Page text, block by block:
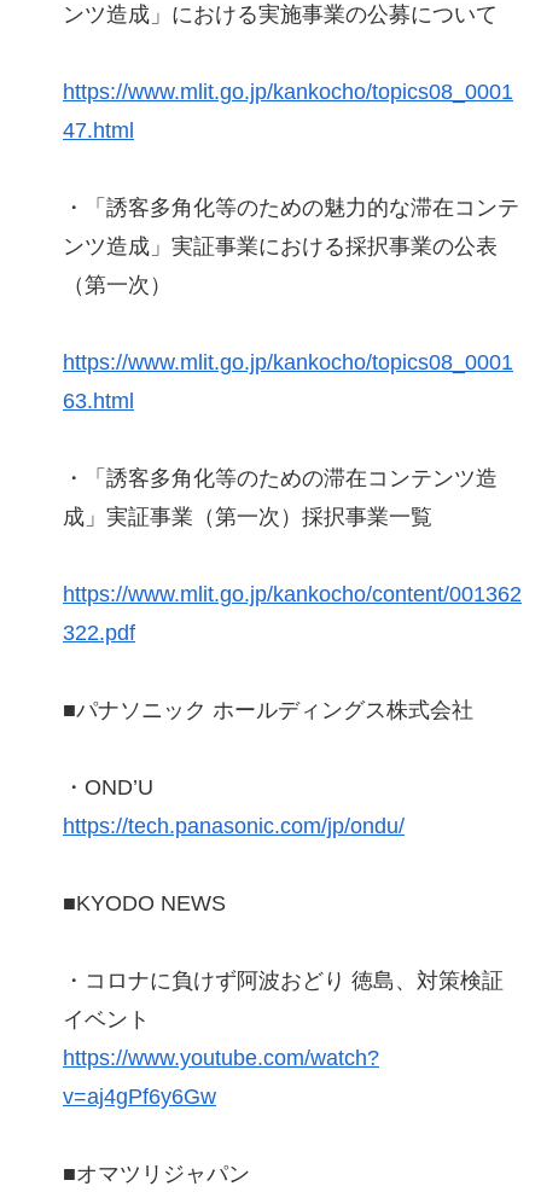
ンツ造成」における実施事業の公募について
https://www.mlit.go.jp/kankocho/topics08_0001
47.html
・「誘客多角化等のための魅力的な滞在コンテ
ンツ造成」実証事業における採択事業の公表
（第一次）
https://www.mlit.go.jp/kankocho/topics08_0001
63.html
・「誘客多角化等のための滞在コンテンツ造
成」実証事業（第一次）採択事業一覧
https://www.mlit.go.jp/kankocho/content/001362
322.pdf
■パナソニック ホールディングス株式会社
・OND’U
https://tech.panasonic.com/jp/ondu/
■KYODO NEWS
・コロナに負けず阿波おどり 徳島、対策検証
イベント
https://www.youtube.com/watch?
v=aj4gPf6y6Gw
■オマツリジャパン